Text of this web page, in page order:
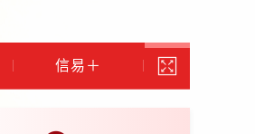
信易＋